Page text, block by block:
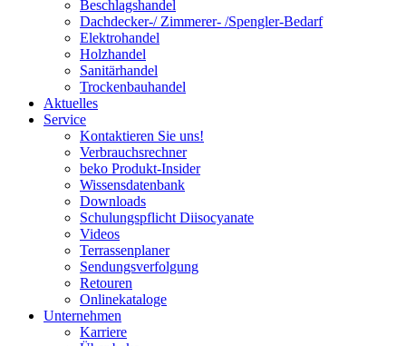
Beschlagshandel
Dachdecker-/ Zimmerer- /Spengler-Bedarf
Elektrohandel
Holzhandel
Sanitärhandel
Trockenbauhandel
Aktuelles
Service
Kontaktieren Sie uns!
Verbrauchsrechner
beko Produkt-Insider
Wissensdatenbank
Downloads
Schulungspflicht Diisocyanate
Videos
Terrassenplaner
Sendungsverfolgung
Retouren
Onlinekataloge
Unternehmen
Karriere